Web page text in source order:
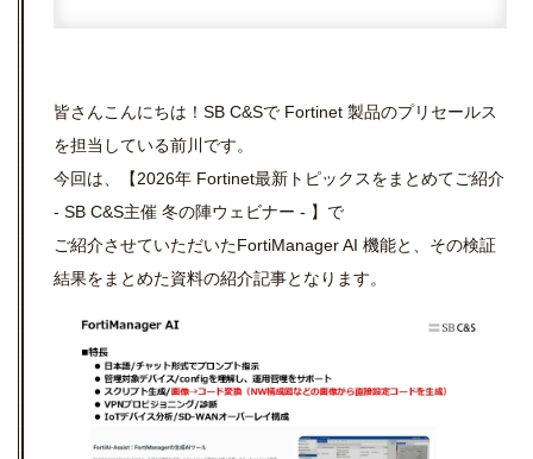
皆さんこんにちは！SB C&Sで Fortinet 製品のプリセールス
を担当している前川です。
今回は、【2026年 Fortinet最新トピックスをまとめてご紹介
- SB C&S主催 冬の陣ウェビナー - 】で
ご紹介させていただいたFortiManager AI 機能と、その検証
結果をまとめた資料の紹介記事となります。